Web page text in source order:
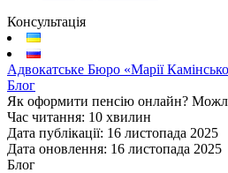
Консультація
Адвокатське Бюро «Марії
Блог
Як оформити пенсію онлайн?
Час читання: 10 хвилин
Дата публікації: 16 листопада 2025
Дата оновлення: 16 листопада 2025
Блог